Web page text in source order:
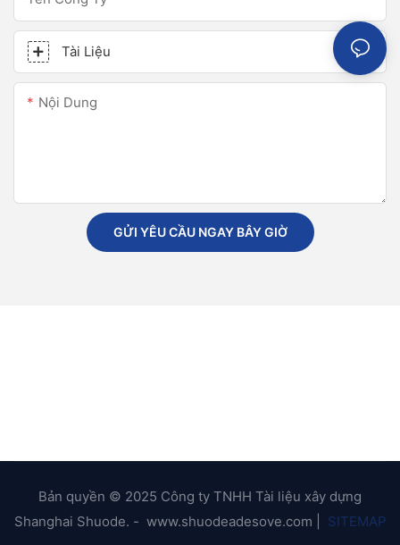
Tài Liệu
Nội Dung
GỬI YÊU CẦU NGAY BÂY GIỜ
Bản quyền © 2025 Công ty TNHH Tài liệu xây dựng
Shanghai Shuode. - www.shuodeadesove.com |
SITEMAP